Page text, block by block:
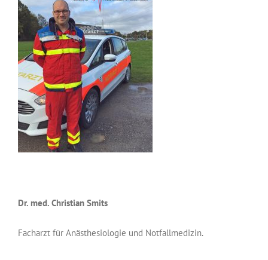
Dr. med. Christian Smits
Facharzt für Anästhesiologie und Notfallmedizin.